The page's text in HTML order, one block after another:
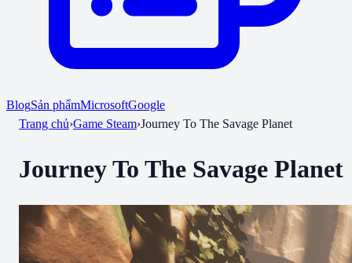
BlogSản phẩmMicrosoftGoogle
Trang chủ›Game Steam›Journey To The Savage Planet
Journey To The Savage Planet